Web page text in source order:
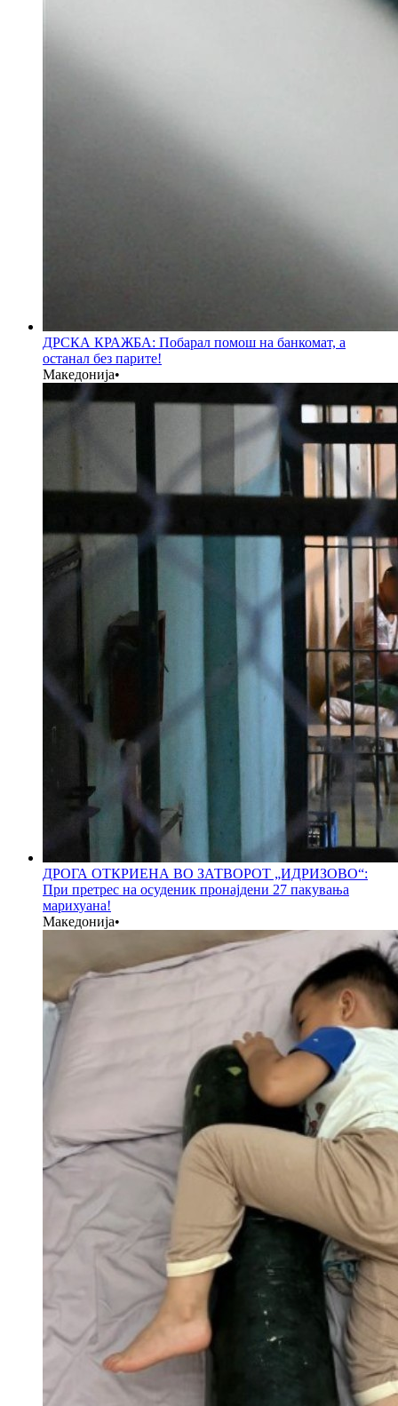
ДРСКА КРАЖБА: Побарал помош на банкомат, а
останал без парите!
Македонија•
ДРОГА ОТКРИЕНА ВО ЗАТВОРОТ „ИДРИЗОВО“:
При претрес на осуденик пронајдени 27 пакувања
марихуана!
Македонија•